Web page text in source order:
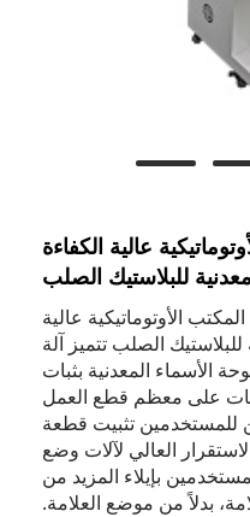
عالية الكفاءة
للبلاستيك الصلب
الأوتوماتيكية عالية
للبلاستيك الصلب تتميز آلة
الأسماء المعدنية بثبات
على معظم قطع العمل
للمستخدمين تثبيت قطعة
العالي لآلات وضع
بإيلاء المزيد من
بدلاً من موضع العلامة.